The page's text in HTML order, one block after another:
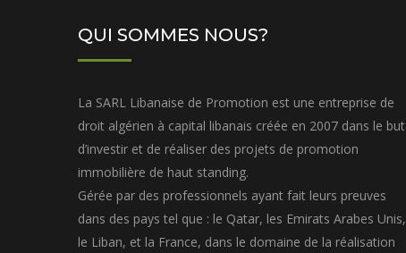
QUI SOMMES NOUS?
La SARL Libanaise de Promotion est une entreprise de
droit algérien à capital libanais créée en 2007 dans le but
d’investir et de réaliser des projets de promotion
immobilière de haut standing.
Gérée par des professionnels ayant fait leurs preuves
dans des pays tel que : le Qatar, les Emirats Arabes Unis,
le Liban, et la France, dans le domaine de la réalisation